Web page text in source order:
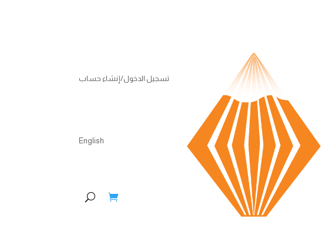
تسجيل الدخول/إنشاء حساب
English